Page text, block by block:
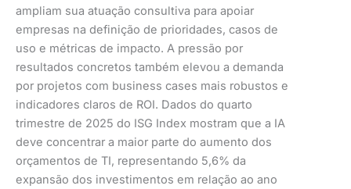
ampliam sua atuação consultiva para apoiar
empresas na definição de prioridades, casos de
uso e métricas de impacto. A pressão por
resultados concretos também elevou a demanda
por projetos com business cases mais robustos e
indicadores claros de ROI. Dados do quarto
trimestre de 2025 do ISG Index mostram que a IA
deve concentrar a maior parte do aumento dos
orçamentos de TI, representando 5,6% da
expansão dos investimentos em relação ao ano